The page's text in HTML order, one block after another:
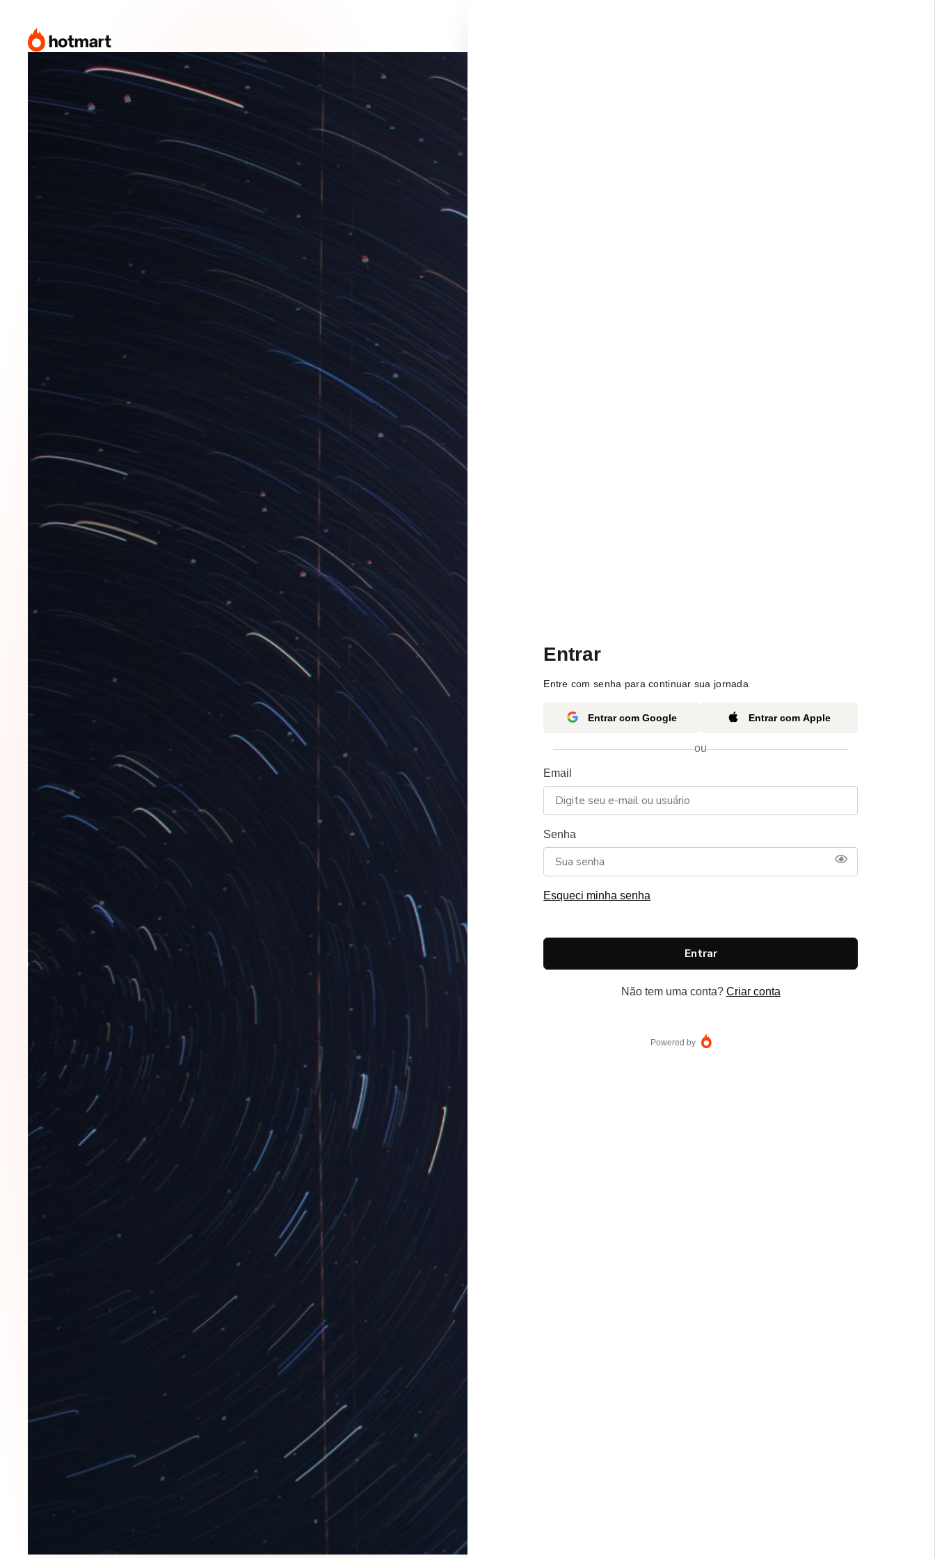
Entrar
Entre com senha para continuar sua jornada
Entrar com Google Entrar com Apple
ou
Email
Senha
Esqueci minha senha
Entrar
Não tem uma conta? Criar conta
Powered by